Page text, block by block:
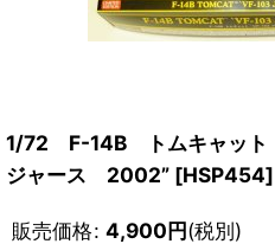
1/72 F-14B トムキャッ
ジャース 2002” [HSP454]
販売価格: 4,900円(税別)